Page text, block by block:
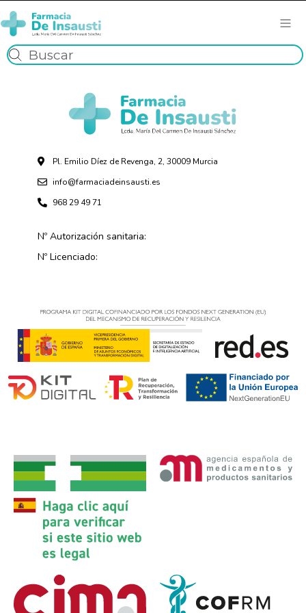
Pl. Emilio Díez de Revenga, 2, 30009 Murcia
info@farmaciadeinsausti.es
968 29 49 71
Nº Autorización sanitaria:
Nº Licenciado: